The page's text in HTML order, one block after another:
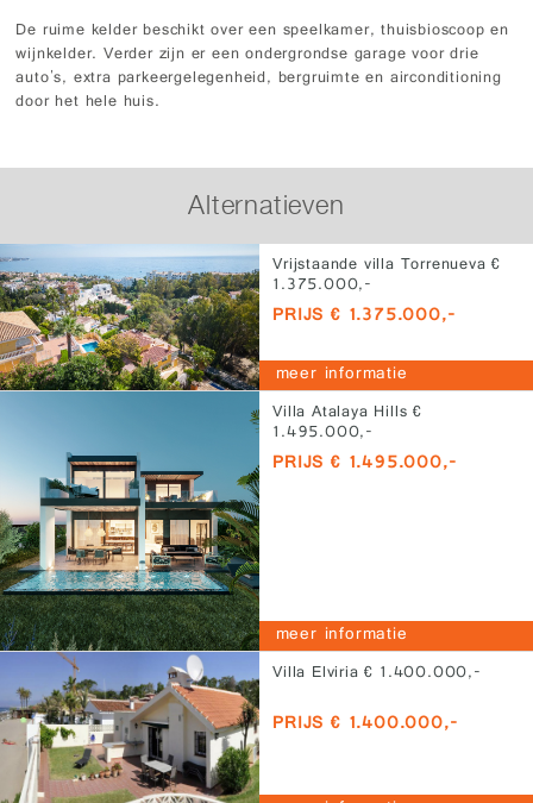
De ruime kelder beschikt over een speelkamer, thuisbioscoop en
wijnkelder. Verder zijn er een ondergrondse garage voor drie
auto's, extra parkeergelegenheid, bergruimte en airconditioning
door het hele huis.
Alternatieven
Vrijstaande villa Torrenueva €
1.375.000,-
PRIJS € 1.375.000,-
meer informatie
Villa Atalaya Hills €
1.495.000,-
PRIJS € 1.495.000,-
meer informatie
Villa Elviria € 1.400.000,-
PRIJS € 1.400.000,-